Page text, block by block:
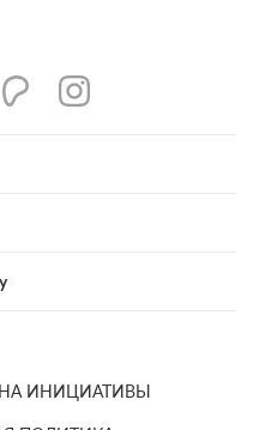
НА ИНИЦИАТИВЫ